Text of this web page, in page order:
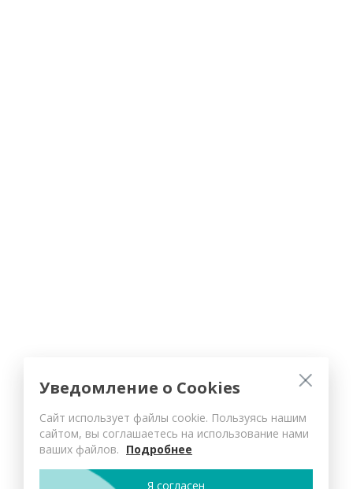
Уведомление о Cookies
Сайт использует файлы cookie. Пользуясь нашим
сайтом, вы соглашаетесь на использование нами
ваших файлов. Подробнее
Я согласен